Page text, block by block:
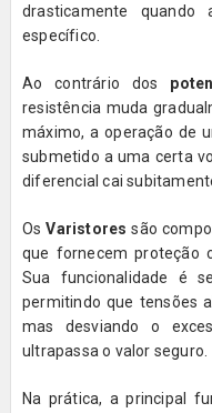
drasticamente
específico.
Ao contrário dos
resistência muda
máximo, a operação de
submetido a uma certa
diferencial cai
OsVaristores são
que fornecem proteção
Sua funcionalidade é
permitindo que tensões
mas desviando o
ultrapassa o valor seguro.
Na prática, a principal